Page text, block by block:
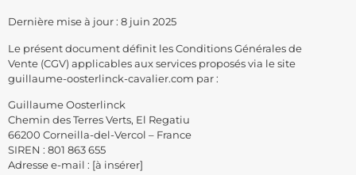
Dernière mise à jour : 8 juin 2025
Le présent document définit les Conditions Générales de
Vente (CGV) applicables aux services proposés via le site
guillaume-oosterlinck-cavalier.com par :
Guillaume Oosterlinck
Chemin des Terres Verts, El Regatiu
66200 Corneilla-del-Vercol – France
SIREN : 801 863 655
Adresse e-mail : [à insérer]